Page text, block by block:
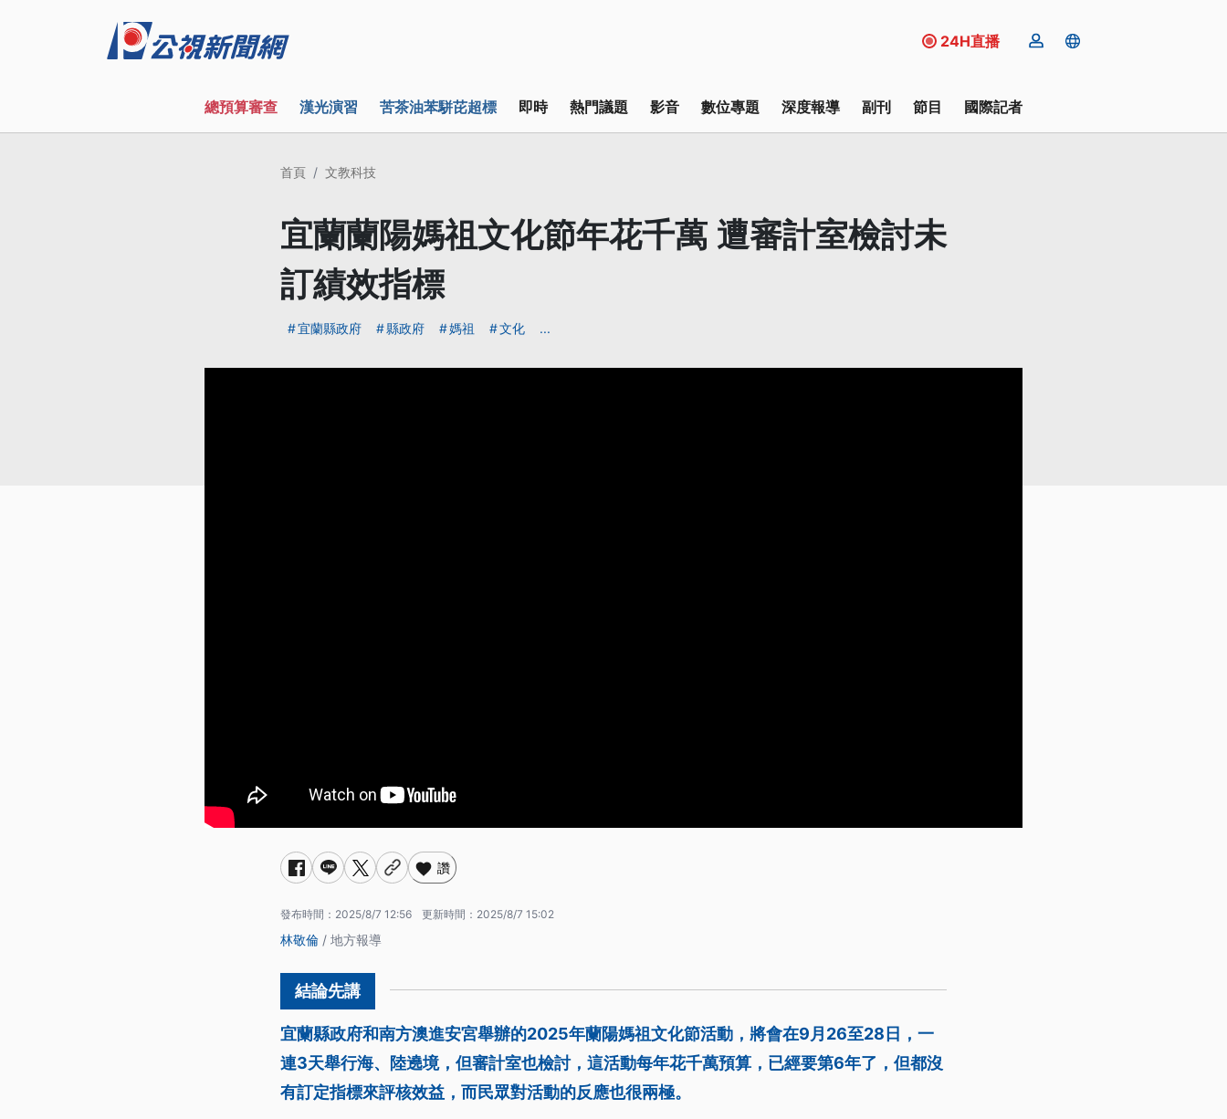
24H直播
總預算審查 漢光演習 苦茶油苯駢芘超標 即時 熱門議題 影音 數位專題 深度報導 副刊 節目 國際記者
首頁 文教科技
宜蘭蘭陽媽祖文化節年花千萬 遭審計室檢討未
訂績效指標
宜蘭縣政府 縣政府 媽祖 文化 ...
讚
發布時間： 2025/8/7 12:56 更新時間： 2025/8/7 15:02
林敬倫 / 地方報導
宜蘭縣政府和南方澳進安宮舉辦的2025年蘭陽媽祖文化節活動，將會在9月26至28日，一
連3天舉行海、陸遶境，但審計室也檢討，這活動每年花千萬預算，已經要第6年了，但都沒
有訂定指標來評核效益，而民眾對活動的反應也很兩極。